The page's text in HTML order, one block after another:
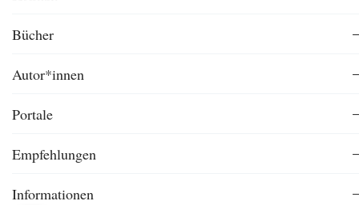
Bücher
Autor*innen
Portale
Empfehlungen
Informationen